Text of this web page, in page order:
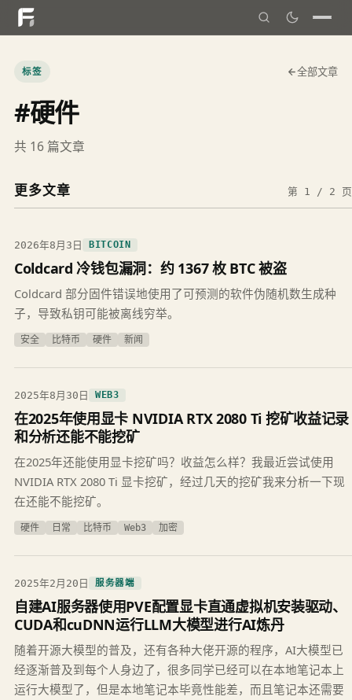
标签 全部文章
#硬件
共 16 篇文章
更多文章 第 1 / 2 页
2026年8月3日 BITCOIN
Coldcard 冷钱包漏洞：约 1367 枚 BTC 被盗
Coldcard 部分固件错误地使用了可预测的软件伪随机数生成种
子，导致私钥可能被离线穷举。
安全 比特币 硬件 新闻
2025年8月30日 WEB3
在2025年使用显卡 NVIDIA RTX 2080 Ti 挖矿收益记录
和分析还能不能挖矿
在2025年还能使用显卡挖矿吗？收益怎么样？我最近尝试使用
NVIDIA RTX 2080 Ti 显卡挖矿，经过几天的挖矿我来分析一下现
在还能不能挖矿。
硬件 日常 比特币 Web3 加密
2025年2月20日 服务器端
自建AI服务器使用PVE配置显卡直通虚拟机安装驱动、
CUDA和cuDNN运行LLM大模型进行AI炼丹
随着开源大模型的普及，还有各种大佬开源的程序，AI大模型已
经逐渐普及到每个人身边了，很多同学已经可以在本地笔记本上
运行大模型了，但是本地笔记本毕竟性能差，而且笔记本还需要